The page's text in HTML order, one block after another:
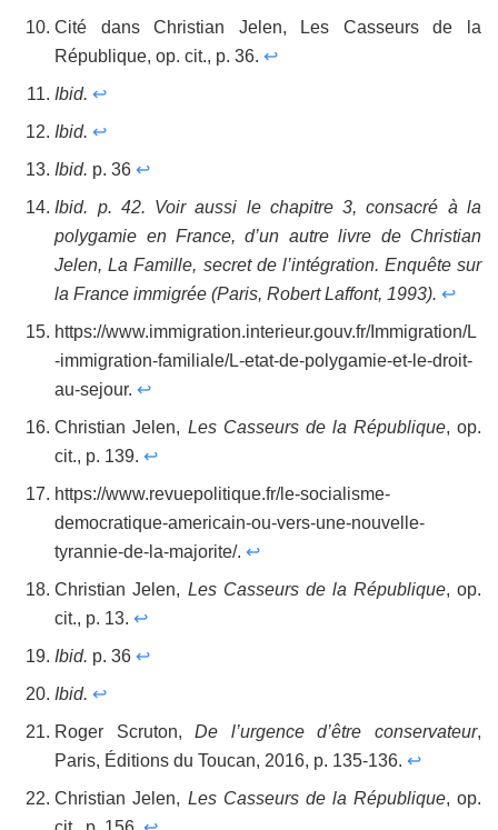
Cité dans Christian Jelen, Les Casseurs de la
République, op. cit., p. 36. ↩
Ibid. ↩
Ibid. ↩
Ibid. p. 36 ↩
Ibid. p. 42. Voir aussi le chapitre 3, consacré à la
polygamie en France, d’un autre livre de Christian
Jelen, La Famille, secret de l’intégration. Enquête sur
la France immigrée (Paris, Robert Laffont, 1993). ↩
https://www.immigration.interieur.gouv.fr/Immigration/L
-immigration-familiale/L-etat-de-polygamie-et-le-droit-
au-sejour. ↩
Christian Jelen, Les Casseurs de la République, op.
cit., p. 139. ↩
https://www.revuepolitique.fr/le-socialisme-
democratique-americain-ou-vers-une-nouvelle-
tyrannie-de-la-majorite/. ↩
Christian Jelen, Les Casseurs de la République, op.
cit., p. 13. ↩
Ibid. p. 36 ↩
Ibid. ↩
Roger Scruton,De l’urgence d’être conservateur,
Paris, Éditions du Toucan, 2016, p. 135-136. ↩
Christian Jelen, Les Casseurs de la République, op.